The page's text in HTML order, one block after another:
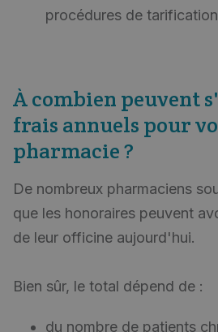
procédures de
À combien peuvent
frais annuels pour
pharmacie ?
De nombreux pharmaciens
que les honoraires peuvent
de leur officine aujourd'hui.
Bien sûr, le total dépend de :
du nombre de patients